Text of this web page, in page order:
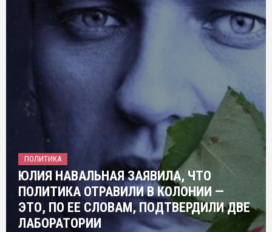
ПОЛИТИКА
ЮЛИЯ НАВАЛЬНАЯ ЗАЯВИЛА, ЧТО
ПОЛИТИКА ОТРАВИЛИ В КОЛОНИИ —
ЭТО, ПО ЕЕ СЛОВАМ, ПОДТВЕРДИЛИ ДВЕ
ЛАБОРАТОРИИ